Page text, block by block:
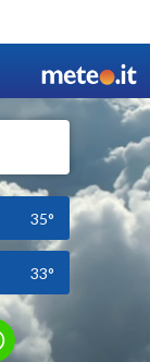
35°
33°